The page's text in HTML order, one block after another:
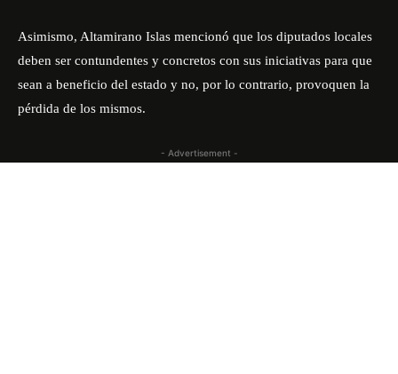
Asimismo, Altamirano Islas mencionó que los diputados locales
deben ser contundentes y concretos con sus iniciativas para que
sean a beneficio del estado y no, por lo contrario, provoquen la
pérdida de los mismos.
- Advertisement -